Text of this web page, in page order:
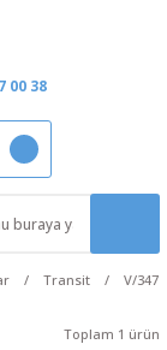
00 38
Transit V/347
Toplam 1 ürün